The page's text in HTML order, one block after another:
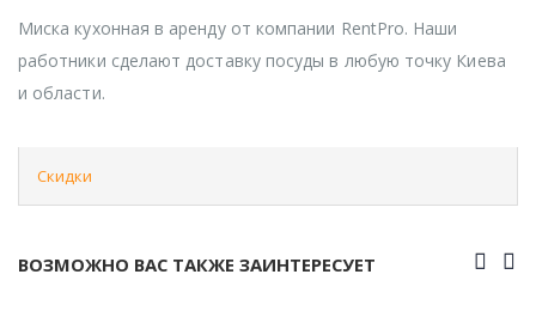
Миска кухонная в аренду от компании RentPro. Наши
работники сделают доставку посуды в любую точку Киева
и области.
Скидки
ВОЗМОЖНО ВАС ТАКЖЕ ЗАИНТЕРЕСУЕТ